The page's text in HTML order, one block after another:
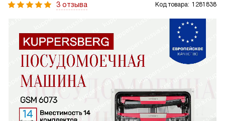
3 отзыва Код товара: 1281838